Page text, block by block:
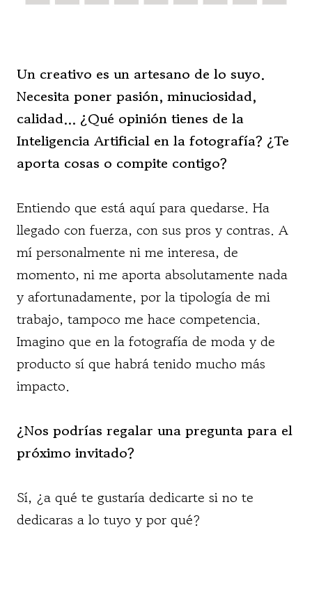
Un creativo es un artesano de lo suyo.
Necesita poner pasión, minuciosidad,
calidad… ¿Qué opinión tienes de la
Inteligencia Artificial en la fotografía? ¿Te
aporta cosas o compite contigo?
Entiendo que está aquí para quedarse. Ha
llegado con fuerza, con sus pros y contras. A
mí personalmente ni me interesa, de
momento, ni me aporta absolutamente nada
y afortunadamente, por la tipología de mi
trabajo, tampoco me hace competencia.
Imagino que en la fotografía de moda y de
producto sí que habrá tenido mucho más
impacto.
¿Nos podrías regalar una pregunta para el
próximo invitado?
Sí, ¿a qué te gustaría dedicarte si no te
dedicaras a lo tuyo y por qué?